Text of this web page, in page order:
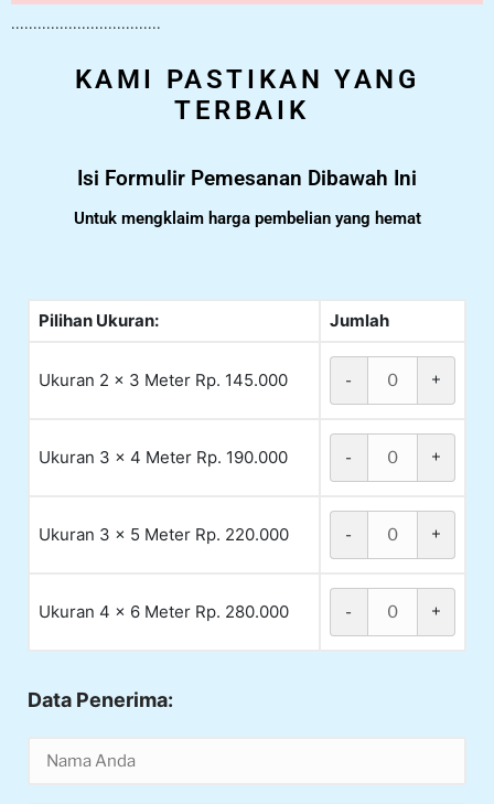
..................................
KAMI PASTIKAN YANG
TERBAIK
Isi Formulir Pemesanan Dibawah Ini
Untuk mengklaim harga pembelian yang hemat
Pilihan Ukuran: Jumlah
Ukuran 2 x 3 Meter Rp. 145.000 - +
Ukuran 3 x 4 Meter Rp. 190.000 - +
Ukuran 3 x 5 Meter Rp. 220.000 - +
Ukuran 4 x 6 Meter Rp. 280.000 - +
Data Penerima: